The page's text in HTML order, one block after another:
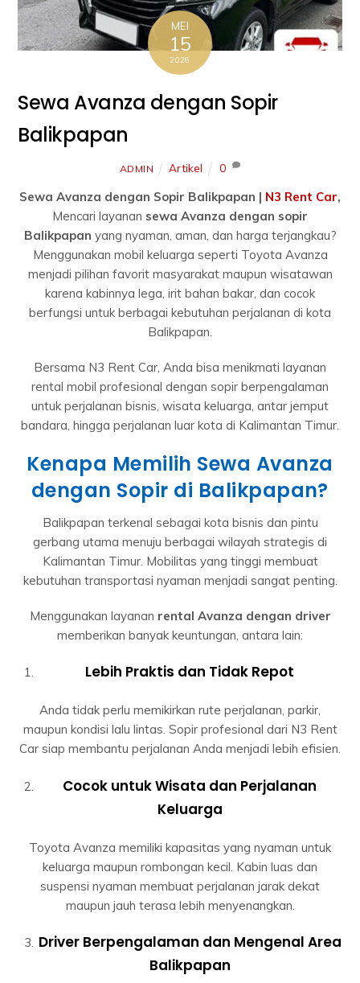
MEI
15
2026
Sewa Avanza dengan Sopir
Balikpapan
ADMIN Artikel 0
Sewa Avanza dengan Sopir Balikpapan | N3 Rent Car,
Mencari layanan sewa Avanza dengan sopir
Balikpapan yang nyaman, aman, dan harga terjangkau?
Menggunakan mobil keluarga seperti Toyota Avanza
menjadi pilihan favorit masyarakat maupun wisatawan
karena kabinnya lega, irit bahan bakar, dan cocok
berfungsi untuk berbagai kebutuhan perjalanan di kota
Balikpapan.
Bersama N3 Rent Car, Anda bisa menikmati layanan
rental mobil profesional dengan sopir berpengalaman
untuk perjalanan bisnis, wisata keluarga, antar jemput
bandara, hingga perjalanan luar kota di Kalimantan Timur.
Kenapa Memilih Sewa Avanza
dengan Sopir di Balikpapan?
Balikpapan terkenal sebagai kota bisnis dan pintu
gerbang utama menuju berbagai wilayah strategis di
Kalimantan Timur. Mobilitas yang tinggi membuat
kebutuhan transportasi nyaman menjadi sangat penting.
Menggunakan layanan rental Avanza dengan driver
memberikan banyak keuntungan, antara lain:
Lebih Praktis dan Tidak Repot
Anda tidak perlu memikirkan rute perjalanan, parkir,
maupun kondisi lalu lintas. Sopir profesional dari N3 Rent
Car siap membantu perjalanan Anda menjadi lebih efisien.
Cocok untuk Wisata dan Perjalanan
Keluarga
Toyota Avanza memiliki kapasitas yang nyaman untuk
keluarga maupun rombongan kecil. Kabin luas dan
suspensi nyaman membuat perjalanan jarak dekat
maupun jauh terasa lebih menyenangkan.
Driver Berpengalaman dan Mengenal Area
Balikpapan